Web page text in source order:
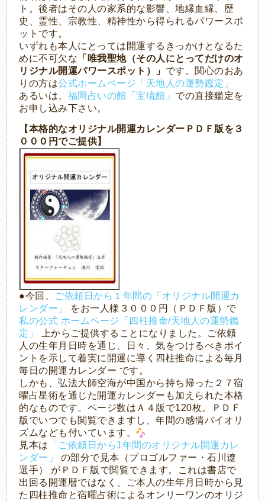
ト。後者はその人の家系的な影響、地縁血縁、歴
史、霊性、宗教性、精神性から得られるパワースポ
ットです。
いずれも本人にとっては開運するきっかけとなるた
めに不可欠な 「唯我聖地（その人にとってだけのオ
リジナル開運パワースポット）」 です。関心のおあ
りの方は公式ホームページ「天地人の運勢鑑定」
あるいは、 福岡占いの館「宝琉館」 での直接鑑定を
お申し込み下さい。
【本格的なオリジナル開運カレンダーＰＤＦ版を３
０００円でご提供】
●今回、
ご依頼日から１年間の「オリジナル開運カ
レンダー」
をお一人様３０００円（ＰＤＦ版）で
私の公式 ホームページ「四柱推命/天地人の運勢鑑
定」
上からご提供することになりました。ご依頼
人の生年月日時を通じ、日々、気をつけるべきポイ
ントを示して着実に開運に導く四柱推命による毎月
毎日の開運カレンダー です。
しかも、弘法大師空海が中国から持ち帰った２７宿
曜占星術を通じた開運カレンダーも加えられた本格
的なものです。ページ数はＡ４版で120枚。ＰＤＦ
版でいつでも閲覧できますし、年間の感情バイオリ
ズムなども付いています。
見本は
「ご依頼日から1年間のオリジナル開運カレ
ンダー」
の部分で見本（プロゴルファー・石川遼
選手） がＰＤＦ版で閲覧できます。これは書店で
出回る開運暦ではなく、ご本人の生年月日時から見
た四柱推命と宿曜占術によるオンリーワンのオリジ